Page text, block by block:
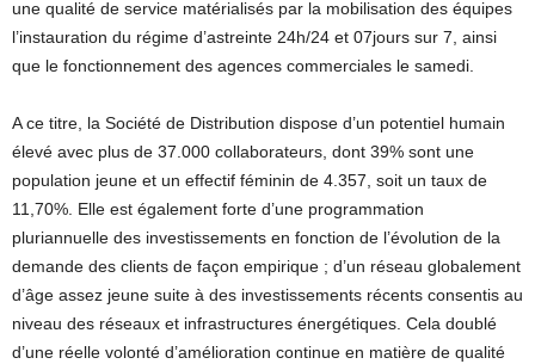
une qualité de service matérialisés par la mobilisation des équipes
l’instauration du régime d’astreinte 24h/24 et 07jours sur 7, ainsi
que le fonctionnement des agences commerciales le samedi.
A ce titre, la Société de Distribution dispose d’un potentiel humain
élevé avec plus de 37.000 collaborateurs, dont 39% sont une
population jeune et un effectif féminin de 4.357, soit un taux de
11,70%. Elle est également forte d’une programmation
pluriannuelle des investissements en fonction de l’évolution de la
demande des clients de façon empirique ; d’un réseau globalement
d’âge assez jeune suite à des investissements récents consentis au
niveau des réseaux et infrastructures énergétiques. Cela doublé
d’une réelle volonté d’amélioration continue en matière de qualité